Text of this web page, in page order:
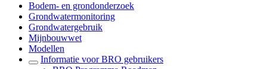
Bodem- en grondonderzoek
Grondwatermonitoring
Grondwatergebruik
Mijnbouwwet
Modellen
Informatie voor BRO gebruikers